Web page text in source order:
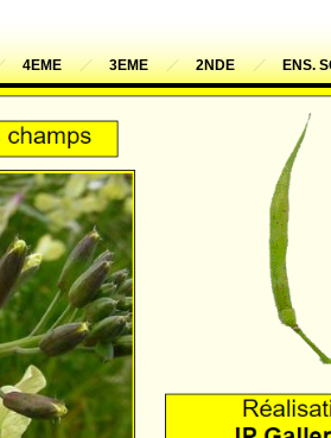
4EME 3EME 2NDE ENS.